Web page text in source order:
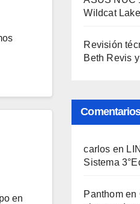
en
Wildcat
Revisión
Beth Revis
carlos en
Sistema
Panthomen